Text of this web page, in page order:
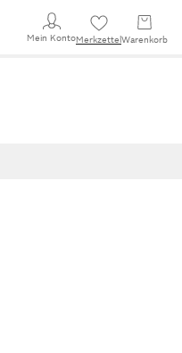
Mein KontoMerkzettel Warenkorb